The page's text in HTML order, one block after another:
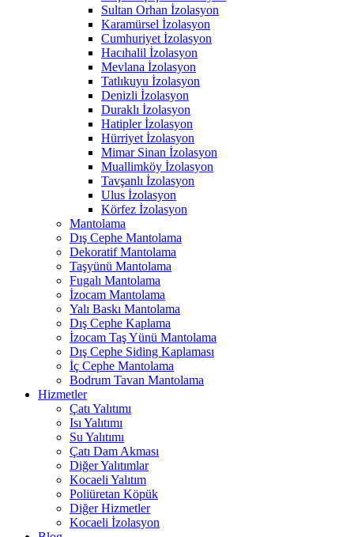
Sultan Orhan İzolasyon
Karamürsel İzolasyon
Cumhuriyet İzolasyon
Hacıhalil İzolasyon
Mevlana İzolasyon
Tatlıkuyu İzolasyon
Denizli İzolasyon
Duraklı İzolasyon
Hatipler İzolasyon
Hürriyet İzolasyon
Mimar Sinan İzolasyon
Muallimköy İzolasyon
Tavşanlı İzolasyon
Ulus İzolasyon
Körfez İzolasyon
Mantolama
Dış Cephe Mantolama
Dekoratif Mantolama
Taşyünü Mantolama
Fugalı Mantolama
İzocam Mantolama
Yalı Baskı Mantolama
Dış Cephe Kaplama
İzocam Taş Yünü Mantolama
Dış Cephe Siding Kaplaması
İç Cephe Mantolama
Bodrum Tavan Mantolama
Hizmetler
Çatı Yalıtımı
Isı Yalıtımı
Su Yalıtımı
Çatı Dam Akması
Diğer Yalıtımlar
Kocaeli Yalıtım
Poliüretan Köpük
Diğer Hizmetler
Kocaeli İzolasyon